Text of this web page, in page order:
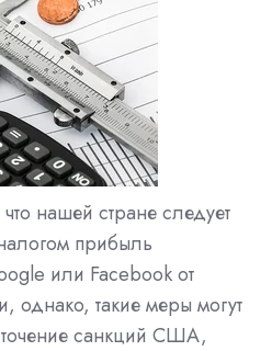
нашей стране следует
прибыль
или Facebook от
однако, такие меры могут
санкций США,